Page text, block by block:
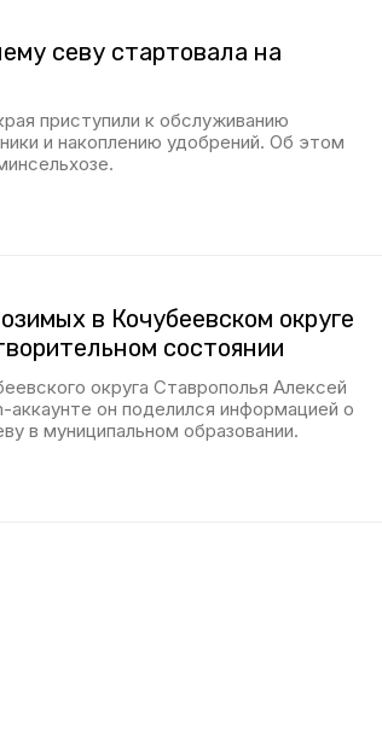
севу стартовала на
приступили к обслуживанию
и накоплению удобрений. Об этом
в Кочубеевском округе
состоянии
округа Ставрополья Алексей
он поделился информацией о
в муниципальном образовании.